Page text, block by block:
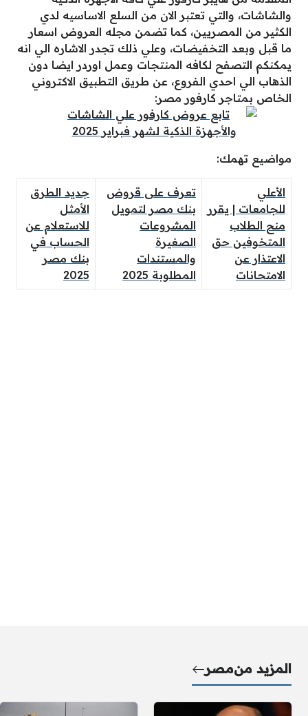
والشاشات، والتي تعتبر الان من السلع الاساسيه لدي
الكثير من المصريين، كما تضمن مجله العروض اسعار
ما قبل وبعد التخفيضات، وعلي ذلك تجدر الاشاره الي انه
يمكنكم التصفح لكافه المنتجات وعمل اوردر ايضا دون
الذهاب الي احدي الفروع، عن طريق التطبيق الاكتروني
الخاص بمتاجر كارفور مصر:
مواضيع تهمك:
الأعلي
للجامعات | يقرر
منح الطلاب
المتخوفين حق
الاعتذار عن
الامتحانات
تعرف على قروض
بنك مصر لتمويل
المشروعات
الصغيرة
والمستندات
المطلوبة 2025
جديد الطرق
الأمثل
للاستعلام عن
الحساب في
بنك مصر
2025
المزيد منمصر